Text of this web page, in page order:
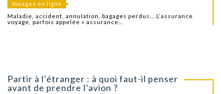
Voyages en ligne
Maladie, accident, annulation, bagages perdus… L’assurance
voyage, parfois appelée « assurance…
Partir à l’étranger : à quoi faut-il penser
avant de prendre l’avion ?